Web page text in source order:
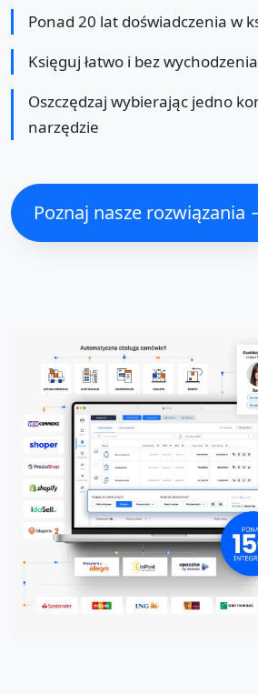
Ponad 20 lat doświadczenia w
Księguj łatwo i bez
Oszczędzaj wybierając jedno
narzędzie
Poznaj nasze rozwiązania